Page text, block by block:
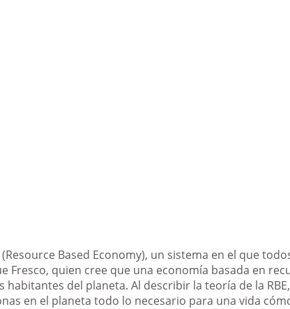
Based Economy), un sistema en el que
Fresco, quien cree que una economía basada en
del planeta. Al describir la teoría de la
en el planeta todo lo necesario para una vida